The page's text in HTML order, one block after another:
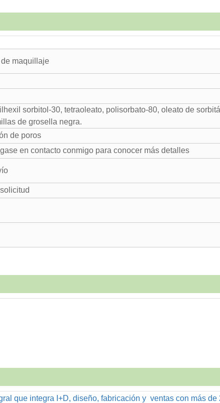
maquillaje
sorbitol-30, tetraoleato, polisorbato-80, oleato de
de grosella negra.
de poros
en contacto conmigo para conocer más detalles
que integra I+D, diseño, fabricación y ventas con más de